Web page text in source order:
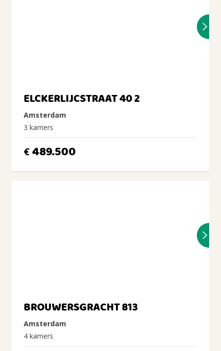
ELCKERLIJCSTRAAT 40 2
Amsterdam
3 kamers
€489.500
BROUWERSGRACHT 813
Amsterdam
4 kamers